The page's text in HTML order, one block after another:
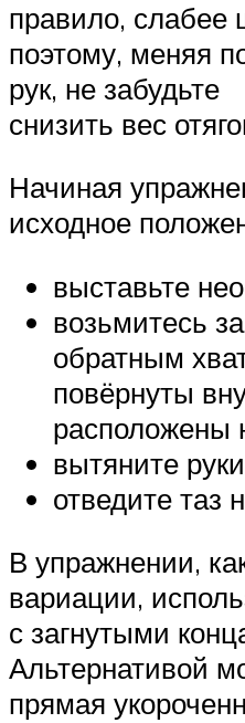
правило,
поэтому, меняя
рук, не забудьте
снизить вес
Начиная
исходное
выставьте
возьмитесь
обратным
повёрнуты
расположены
вытяните
отведите таз
В упражнении,
вариации,
с загнутыми
Альтернативой
прямая